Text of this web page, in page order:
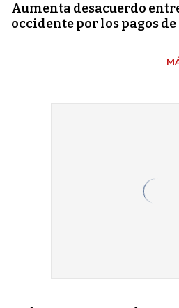
Aumenta desacuerdo
occidente por los pagos de